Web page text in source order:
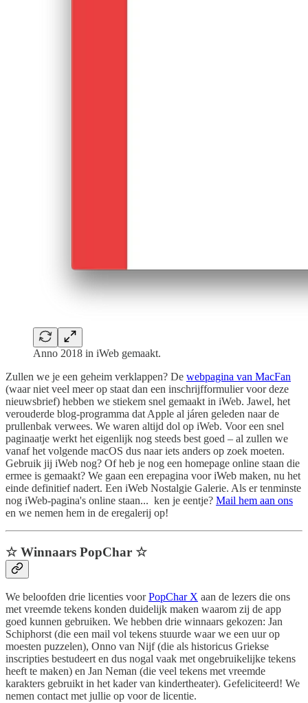
Anno 2018 in iWeb gemaakt.
Zullen we je een geheim verklappen? De webpagina van MacFan
(waar niet veel meer op staat dan een inschrijfformulier voor deze
nieuwsbrief) hebben we stiekem snel gemaakt in iWeb. Jawel, het
verouderde blog-programma dat Apple al járen geleden naar de
prullenbak verwees. We waren altijd dol op iWeb. Voor een snel
paginaatje werkt het eigenlijk nog steeds best goed – al zullen we
vanaf het volgende macOS dus naar iets anders op zoek moeten.
Gebruik jij iWeb nog? Of heb je nog een homepage online staan die
ermee is gemaakt? We gaan een erepagina voor iWeb maken, nu het
einde definitief nadert. Een iWeb Nostalgie Galerie. Als er tenminste
nog iWeb-pagina's online staan... ken je eentje? Mail hem aan ons
en we nemen hem in de eregalerij op!
☆ Winnaars PopChar ☆
We beloofden drie licenties voorPopChar X aan de lezers die ons
met vreemde tekens konden duidelijk maken waarom zij de app
goed kunnen gebruiken. We hebben drie winnaars gekozen: Jan
Schiphorst (die een mail vol tekens stuurde waar we een uur op
moesten puzzelen), Onno van Nijf (die als historicus Griekse
inscripties bestudeert en dus nogal vaak met ongebruikelijke tekens
heeft te maken) en Jan Neman (die veel tekens met vreemde
karakters gebruikt in het kader van kindertheater). Gefeliciteerd! We
nemen contact met jullie op voor de licentie.